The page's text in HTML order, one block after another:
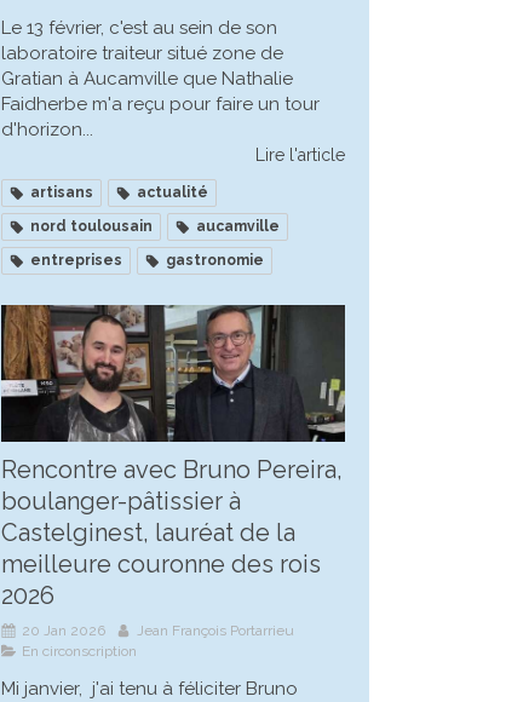
Le 13 février, c'est au sein de son
laboratoire traiteur situé zone de
Gratian à Aucamville que Nathalie
Faidherbe m'a reçu pour faire un tour
d'horizon...
Lire l'article
artisans
actualité
nord toulousain
aucamville
entreprises
gastronomie
Rencontre avec Bruno Pereira,
boulanger-pâtissier à
Castelginest, lauréat de la
meilleure couronne des rois
2026
20 Jan 2026
Jean François Portarrieu
En circonscription
Mi janvier, j'ai tenu à féliciter Bruno